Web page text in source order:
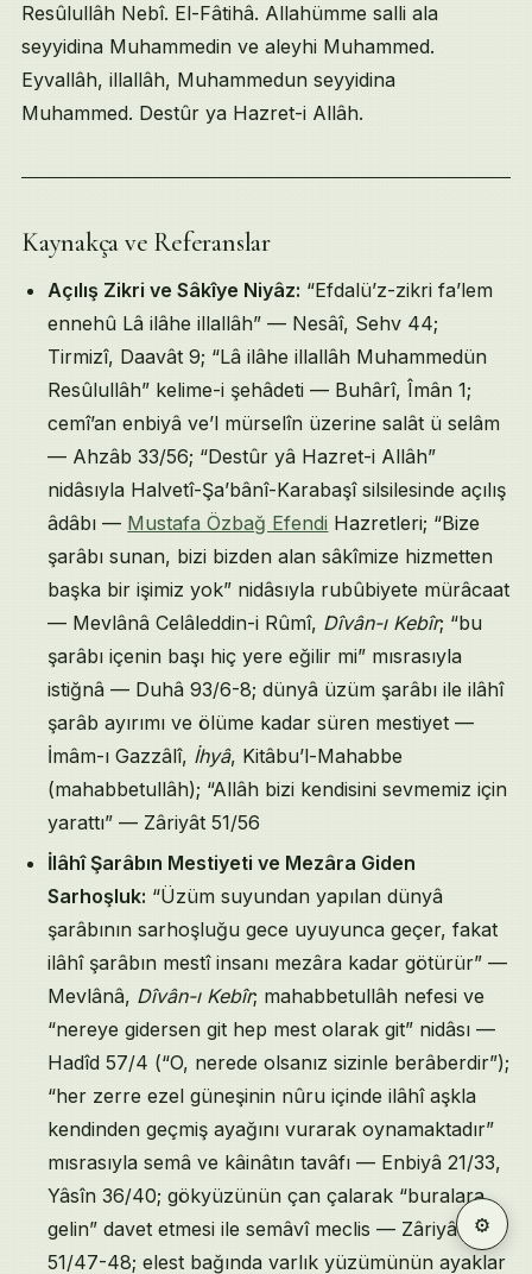
Resûlullâh Nebî. El-Fâtihâ. Allahümme salli ala
seyyidina Muhammedin ve aleyhi Muhammed.
Eyvallâh, illallâh, Muhammedun seyyidina
Muhammed. Destûr ya Hazret-i Allâh.
Kaynakça ve Referanslar
Açılış Zikri ve Sâkîye Niyâz: “Efdalü’z-zikri fa’lem
ennehû Lâ ilâhe illallâh” — Nesâî, Sehv 44;
Tirmizî, Daavât 9; “Lâ ilâhe illallâh Muhammedün
Resûlullâh” kelime-i şehâdeti — Buhârî, Îmân 1;
cemî’an enbiyâ ve’l mürselîn üzerine salât ü selâm
— Ahzâb 33/56; “Destûr yâ Hazret-i Allâh”
nidâsıyla Halvetî-Şa’bânî-Karabaşî silsilesinde açılış
âdâbı — Mustafa Özbağ Efendi Hazretleri; “Bize
şarâbı sunan, bizi bizden alan sâkîmize hizmetten
başka bir işimiz yok” nidâsıyla rubûbiyete mürâcaat
— Mevlânâ Celâleddin-i Rûmî, Dîvân-ı Kebîr; “bu
şarâbı içenin başı hiç yere eğilir mi” mısrasıyla
istiğnâ — Duhâ 93/6-8; dünyâ üzüm şarâbı ile ilâhî
şarâb ayırımı ve ölüme kadar süren mestiyet —
İmâm-ı Gazzâlî, İhyâ, Kitâbu’l-Mahabbe
(mahabbetullâh); “Allâh bizi kendisini sevmemiz için
yarattı” — Zâriyât 51/56
İlâhî Şarâbın Mestiyeti ve Mezâra Giden
Sarhoşluk: “Üzüm suyundan yapılan dünyâ
şarâbının sarhoşluğu gece uyuyunca geçer, fakat
ilâhî şarâbın mestî insanı mezâra kadar götürür” —
Mevlânâ, Dîvân-ı Kebîr; mahabbetullâh nefesi ve
“nereye gidersen git hep mest olarak git” nidâsı —
Hadîd 57/4 (“O, nerede olsanız sizinle berâberdir”);
“her zerre ezel güneşinin nûru içinde ilâhî aşkla
kendinden geçmiş ayağını vurarak oynamaktadır”
mısrasıyla semâ ve kâinâtın tavâfı — Enbiyâ 21/33,
Yâsîn 36/40; gökyüzünün çan çalarak “buralara
gelin” davet etmesi ile semâvî meclis — Zâriyât
51/47-48; elest bağında varlık yüzümünün ayaklar
⚙